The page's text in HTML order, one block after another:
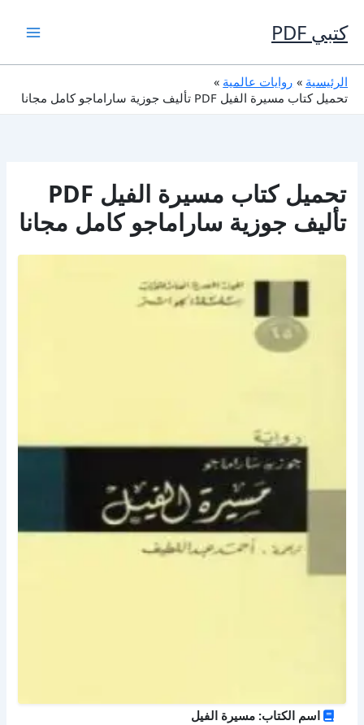
إلى
المحتوى
كتبي PDF
الرئيسية
روايات عالمية
تحميل كتاب مسيرة الفيل PDF تأليف جوزية ساراماجو كامل مجانا
تحميل كتاب مسيرة الفيل PDF
تأليف جوزية ساراماجو كامل مجانا
اسم الكتاب: مسيرة الفيل